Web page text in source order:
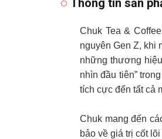
Thông tin sản
Chuk Tea &
nguyên Gen Z, khi
những thương
nhìn đầu tiên”
tích cực đến tất cả
Chuk mang đến
bảo về giá trị cốt